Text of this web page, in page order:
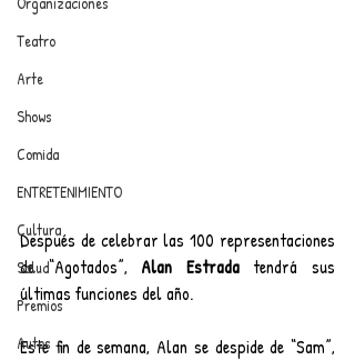
PARA MÁS INFORMACIÓN:
dinamicaseltrendytop@gmail.com
Teatro
Arte
Shows
Comida
ENTRETENIMIENTO
Cultura
Salud
Premios
Autos
Después de celebrar las 100 representaciones
de “Agotados”, Alan Estrada tendrá sus
últimas funciones del año.
Este fin de semana, Alan se despide de “Sam”,